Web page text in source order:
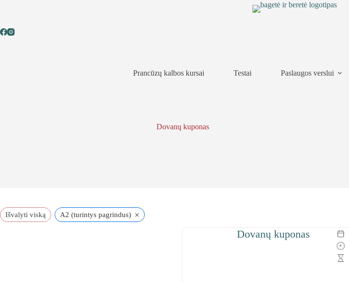
Prancūzų kalbos kursai Testai Paslaugos verslui
Dovanų kuponas
Išvalyti viską A2 (turintys pagrindus) ×
Dovanų kuponas